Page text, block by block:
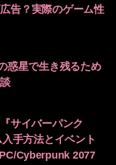
告？実際のゲーム性
惑星で生き残るため
サイバーパンク
手方法とイベント
Cyberpunk 2077